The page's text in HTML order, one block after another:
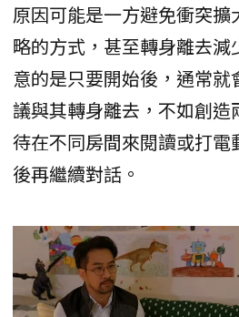
原因可能是一方避免衝突
略的方式，甚至轉身離去
意的是只要開始後，通常
議與其轉身離去，不如創造
待在不同房間來閱讀或打電
後再繼續對話。